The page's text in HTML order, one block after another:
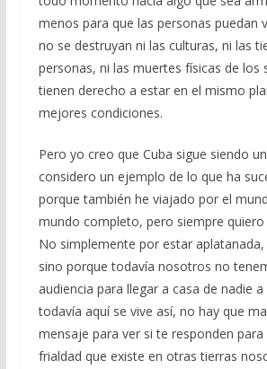
menos para que las personas puedan
no se destruyan ni las culturas, ni las
personas, ni las muertes físicas de los
tienen derecho a estar en el mismo
mejores condiciones.
Pero yo creo que Cuba sigue siendo
considero un ejemplo de lo que ha
porque también he viajado por el
mundo completo, pero siempre quiero
No simplemente por estar
sino porque todavía nosotros no
audiencia para llegar a casa de nadie
todavía aquí se vive así, no hay que
mensaje para ver si te responden para
frialdad que existe en otras tierras